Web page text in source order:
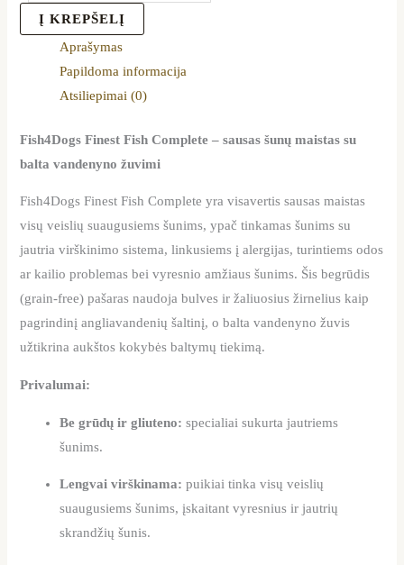
Į KREPŠELĮ
Aprašymas
Papildoma informacija
Atsiliepimai (0)
Fish4Dogs Finest Fish Complete – sausas šunų maistas su
balta vandenyno žuvimi
Fish4Dogs Finest Fish Complete yra visavertis sausas maistas
visų veislių suaugusiems šunims, ypač tinkamas šunims su
jautria virškinimo sistema, linkusiems į alergijas, turintiems odos
ar kailio problemas bei vyresnio amžiaus šunims. Šis begrūdis
(grain-free) pašaras naudoja bulves ir žaliuosius žirnelius kaip
pagrindinį angliavandenių šaltinį, o balta vandenyno žuvis
užtikrina aukštos kokybės baltymų tiekimą.
Privalumai:
Be grūdų ir gliuteno: specialiai sukurta jautriems
šunims.
Lengvai virškinama: puikiai tinka visų veislių
suaugusiems šunims, įskaitant vyresnius ir jautrių
skrandžių šunis.